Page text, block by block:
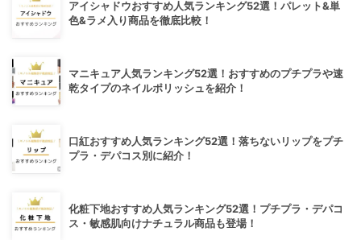
アイシャドウおすすめ人気ランキング52選！パレット&単
色&ラメ入り商品を徹底比較！
マニキュア人気ランキング52選！おすすめのプチプラや速
乾タイプのネイルポリッシュを紹介！
口紅おすすめ人気ランキング52選！落ちないリップをプチ
プラ・デパコス別に紹介！
化粧下地おすすめ人気ランキング52選！プチプラ・デパコ
ス・敏感肌向けナチュラル商品も登場！